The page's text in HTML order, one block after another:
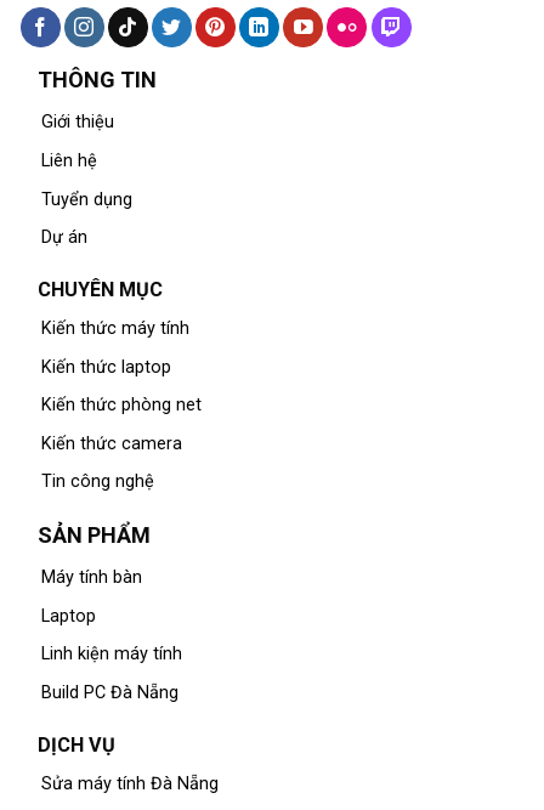
THÔNG TIN
Giới thiệu
Liên hệ
Tuyển dụng
Dự án
CHUYÊN MỤC
Kiến thức máy tính
Kiến thức laptop
Kiến thức phòng net
Kiến thức camera
Tin công nghệ
SẢN PHẨM
Máy tính bàn
Laptop
Linh kiện máy tính
Build PC Đà Nẵng
DỊCH VỤ
Sửa máy tính Đà Nẵng